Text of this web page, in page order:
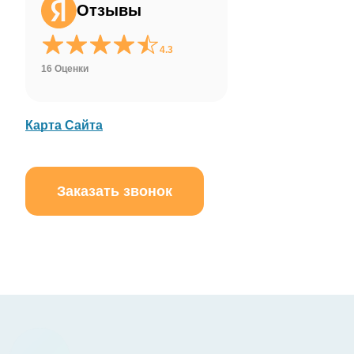
Отзывы
4.3
16 Оценки
Карта Сайта
Заказать звонок
WhatsApp